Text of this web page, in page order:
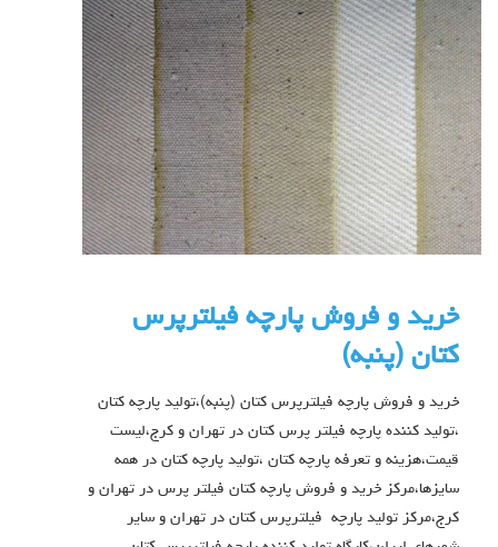
خرید و فروش پارچه فیلترپرس
کتان (پنبه)
خرید و فروش پارچه فیلترپرس کتان (پنبه)،تولید پارچه کتان
،تولید کننده پارچه فیلتر پرس کتان در تهران و کرج،لیست
قیمت،هزینه و تعرفه پارچه کتان ،تولید پارچه کتان در همه
سایزها،مرکز خرید و فروش پارچه کتان فیلتر پرس در تهران و
کرج،مرکز تولید پارچه فیلترپرس کتان در تهران و سایر